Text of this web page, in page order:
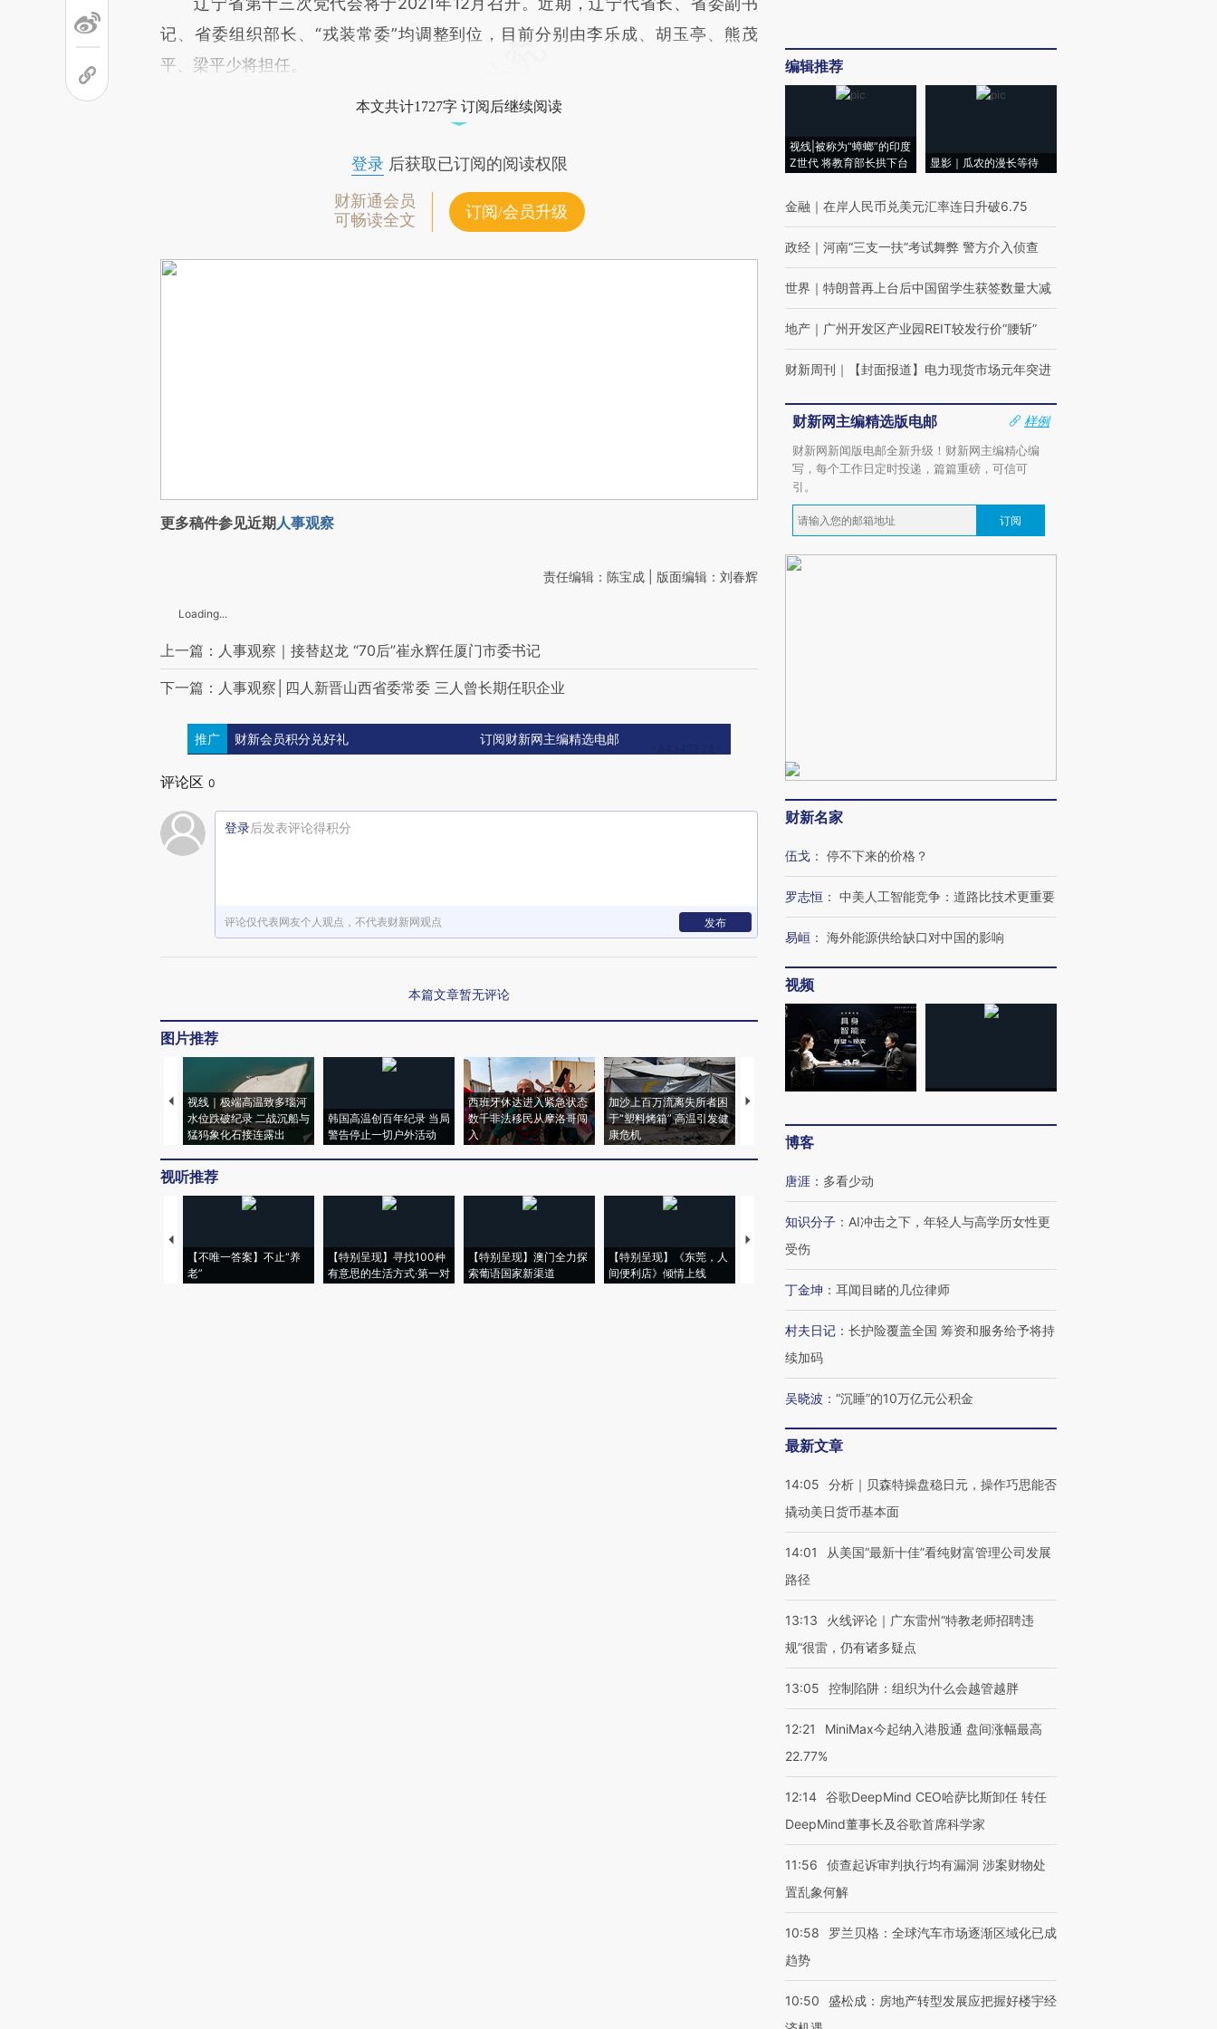
记、省委组织部长、“戎装常委”均调整到位，目前分别由李乐成、胡玉亭、熊茂
平、梁平少将担任。
本文共计1727字 订阅后继续阅读
登录后获取已订阅的阅读权限
财新通会员
可畅读全文
订阅/会员升级
更多稿件参见近期人事观察
责任编辑：陈宝成 | 版面编辑：刘春辉
Loading...
上一篇：人事观察｜接替赵龙 “70后”崔永辉任厦门市委书记
下一篇：人事观察│四人新晋山西省委常委 三人曾长期任职企业
推广 财新会员积分兑好礼 订阅财新网主编精选电邮
评论区 0
登录后发表评论得积分
评论仅代表网友个人观点，不代表财新网观点 发布
本篇文章暂无评论
图片推荐
视线｜极端高温致多瑙河
水位跌破纪录 二战沉船与
猛犸象化石接连露出
韩国高温创百年纪录 当局
警告停止一切户外活动
西班牙休达进入紧急状态
数千非法移民从摩洛哥闯
入
加沙上百万流离失所者困
于“塑料烤箱” 高温引发健
康危机
马航飞行员跨国走私7万
视听推荐
【不唯一答案】不止“养
老”
【特别呈现】寻找100种
有意思的生活方式·第一对
【特别呈现】澳门全力探
索葡语国家新渠道
【特别呈现】《东莞，人
间便利店》倾情上线
【推广】走进第四届链博
会，让数智科技“链”接产
有意思的生活方式·第三对
住三大增长引擎是什么？
编辑推荐
视线|被称为“蟑螂”的印度
Z世代 将教育部长拱下台
显影｜瓜农的漫长等待
金融 ｜ 在岸人民币兑美元汇率连日升破6.75
政经 ｜ 河南“三支一扶”考试舞弊 警方介入侦查
世界 ｜ 特朗普再上台后中国留学生获签数量大减
地产 ｜ 广州开发区产业园REIT较发行价“腰斩”
财新周刊 ｜ 【封面报道】电力现货市场元年突进
财新网主编精选版电邮
样例
财新网新闻版电邮全新升级！财新网主编精心编
写，每个工作日定时投递，篇篇重磅，可信可
引。
订阅
财新名家
伍戈 ： 停不下来的价格？
罗志恒 ： 中美人工智能竞争：道路比技术更重要
易峘 ： 海外能源供给缺口对中国的影响
视频
博客
唐涯 ： 多看少动
知识分子 ： AI冲击之下，年轻人与高学历女性更
受伤
丁金坤 ： 耳闻目睹的几位律师
村夫日记 ： 长护险覆盖全国 筹资和服务给予将持
续加码
吴晓波 ： “沉睡”的10万亿元公积金
最新文章
14:05
分析｜贝森特操盘稳日元，操作巧思能否
撬动美日货币基本面
14:01
从美国“最新十佳”看纯财富管理公司发展
路径
13:13
火线评论｜广东雷州“特教老师招聘违
规”很雷，仍有诸多疑点
13:05 控制陷阱：组织为什么会越管越胖
12:21
MiniMax今起纳入港股通 盘间涨幅最高
22.77%
12:14 谷歌DeepMind CEO哈萨比斯卸任 转任
DeepMind董事长及谷歌首席科学家
11:56
侦查起诉审判执行均有漏洞 涉案财物处
置乱象何解
10:58
罗兰贝格：全球汽车市场逐渐区域化已成
趋势
10:50
盛松成：房地产转型发展应把握好楼宇经